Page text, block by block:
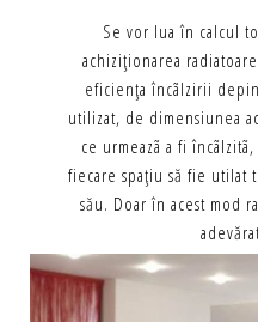
Se vor lua în calcul
achiziţionarea
eficienţa încãlzirii
utilizat, de dimensiunea
ce urmeazã a fi
fiecare spaţiu să fie utilat
său. Doar în acest mod